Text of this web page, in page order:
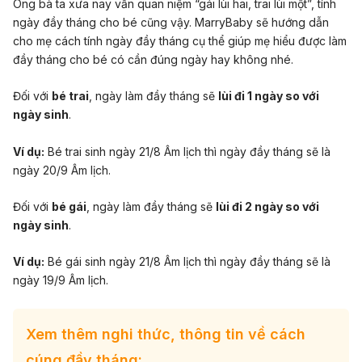
Ông bà ta xưa nay vẫn quan niệm “gái lùi hai, trai lùi một”, tính
ngày đầy tháng cho bé cũng vậy. MarryBaby sẽ hướng dẫn
cho mẹ cách tính ngày đầy tháng cụ thể giúp mẹ hiểu được làm
đầy tháng cho bé có cần đúng ngày hay không nhé.
Đối với bé trai , ngày làm đầy tháng sẽ lùi đi 1 ngày so với
ngày sinh.
Ví dụ: Bé trai sinh ngày 21/8 Âm lịch thì ngày đầy tháng sẽ là
ngày 20/9 Âm lịch.
Đối với bé gái , ngày làm đầy tháng sẽ lùi đi 2 ngày so với
ngày sinh.
Ví dụ: Bé gái sinh ngày 21/8 Âm lịch thì ngày đầy tháng sẽ là
ngày 19/9 Âm lịch.
Xem thêm nghi thức, thông tin về cách